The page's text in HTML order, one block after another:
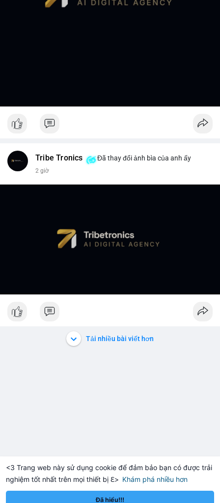
<3 Trang web này sử dụng cookie để đảm bảo bạn có được trải
nghiệm tốt nhất trên mọi thiết bị ℇ> Khám phá nhiều hơn
Đã hiểu!!!
Solana $73.88 +0.53% BNB BNB $592.54
Tribe Tronics Đã thay đổi ảnh bìa của anh ấy
2 giờ
Tải nhiều bài viết hơn